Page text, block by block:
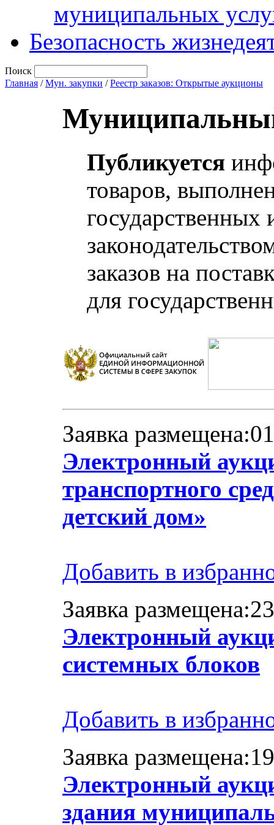
муниципальных
Безопасность
Поиск
Главная /Мун. закупки /Реестр заказов: Открытые аукционы
Публикуется
товаров,
заказов на
для
Заявка
Электронный
транспортного
детский дом»
Добавить в
Заявка
Электронный
системных блоков
Добавить в
Заявка
Электронный
здания